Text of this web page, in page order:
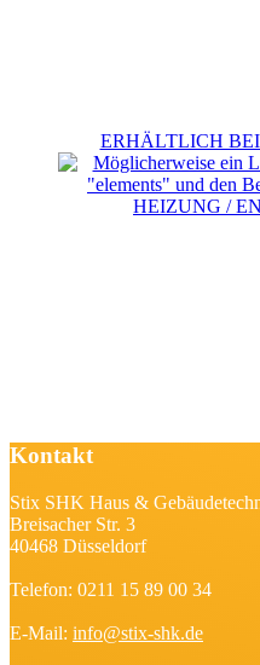
ERHÄLTLICH
Kontakt
Stix SHK Haus &
Breisacher Str. 3
40468 Düsseldorf
Telefon: 0211 15 89 00 34
E-Mail: info@stix-shk.de